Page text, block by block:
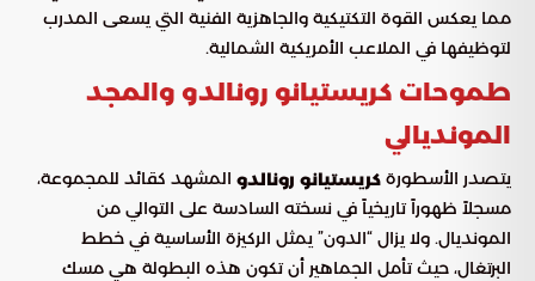
مما يعكس القوة التكتيكية والجاهزية الفنية التي يسعى المدرب
لتوظيفها في الملاعب الأمريكية الشمالية.
طموحات كريستيانو رونالدو والمجد
المونديالي
يتصدر الأسطورة كريستيانو رونالدو المشهد كقائد للمجموعة،
مسجلاً ظهوراً تاريخياً في نسخته السادسة على التوالي من
المونديال. ولا يزال “الدون” يمثل الركيزة الأساسية في خطط
البرتغال، حيث تأمل الجماهير أن تكون هذه البطولة هي مسك